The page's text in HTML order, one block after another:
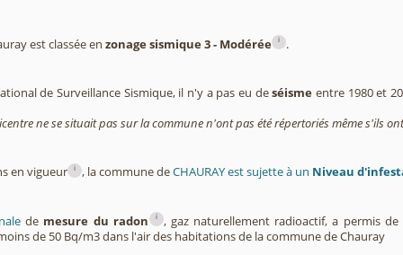
est classée en zonage sismique 3 - Modérée i .
de Surveillance Sismique, il n'y a pas eu deséisme entre 1980 et
ne se situait pas sur la commune n'ont pas été répertoriés même s'ils
en vigueur i , la commune deCHAURAY est sujette à un Niveau
de mesure du radon i
, gaz naturellement radioactif, a permis
de 50 Bq/m3 dans l'air des habitations de la commune de Chauray